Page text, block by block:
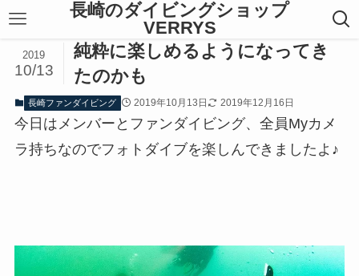
長崎のダイビングショップ
VERRYS
純粋に楽しめるようになってき
たのかも
2019
10/13
長崎ファンダイビング 2019年10月13日 2019年12月16日
今日はメンバーとファンダイビング、全員Myカメ
ラ持ちなのでフォトダイブを楽しんできましたよ♪